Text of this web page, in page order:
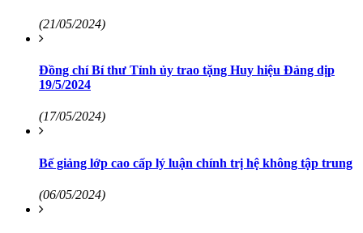
(21/05/2024)
Đồng chí Bí thư Tỉnh ủy trao tặng Huy hiệu Đảng dịp
19/5/2024
(17/05/2024)
Bế giảng lớp cao cấp lý luận chính trị hệ không tập trung
(06/05/2024)